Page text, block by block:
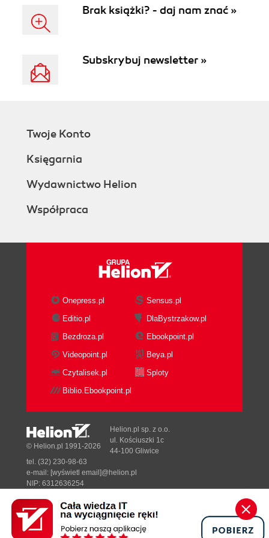
Brak książki? - daj nam znać »
Subskrybuj newsletter »
Twoje Konto
Księgarnia
Wydawnictwo Helion
Współpraca
Onepress.pl
Sensus.pl
Editio.pl
DlaBystrzakow.pl
Bezdroza.pl
Ebookpoint.pl
Videopoint.pl
Beya.pl
Czytalisek.pl
Sploty
Biblio.Ebookpoint.pl
Designed with ♥ byTonik.pl
© Helion.pl 1991-2026
Helion.pl sp. z o.o.
ul. Kościuszki 1c
44-100 Gliwice
tel. (32) 230-98-63
e-mail: [wyświetl email]@helion.pl
NIP: 6312636254